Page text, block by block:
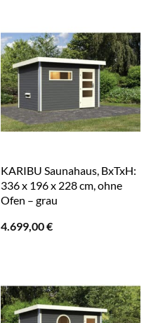
KARIBU Saunahaus, BxTxH:
336 x 196 x 228 cm, ohne
Ofen – grau
4.699,00€